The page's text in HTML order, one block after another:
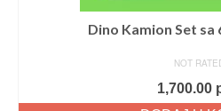
Dino Kamion Set sa
NOT
1,700.00